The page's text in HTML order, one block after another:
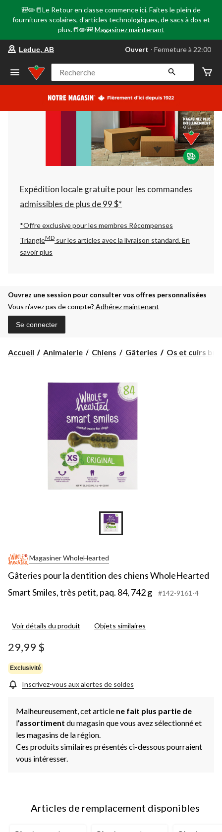
🎒✏️📒Le Retour en classe commence ici. Faites le plein de
fournitures scolaires, d'articles technologiques, de sacs à dos et
plus.📒✏️🎒 Magasinez maintenant
votre
préféré
Leduc,
AB,
courament
Fermeture
à
22:00
cliquer
pour
changer
Leduc, AB Ouvert ⋅ Fermeture à 22:00
Recherche
Expédition locale gratuite pour les commandes
admissibles de plus de 99 $*
*Offre exclusive pour les membres Récompenses
TriangleMD sur les articles avec la livraison standard.En
savoir plus
Ouvrez une session pour consulter vos offres personnalisées
Vous n’avez pas de compte? Adhérez maintenant
Se connecter
Accueil Animalerie Chiens Gâteries Os et cuirs
Magasiner WholeHearted
Gâteries pour la dentition des chiens WholeHearted
Smart Smiles, très petit, paq. 84, 742 g
#142-9161-4
Voir détails du produit Objets similaires
29,99 $
Exclusivité
Inscrivez-vous aux alertes de soldes
Malheureusement, cet article ne fait plus partie de
l’assortiment du magasin que vous avez sélectionné et
les magasins de la région.
Ces produits similaires présentés ci-dessous pourraient
vous intéresser.
Articles de remplacement disponibles